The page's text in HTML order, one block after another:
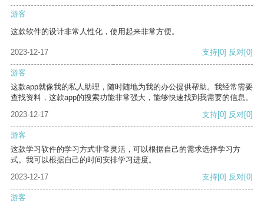
游客
这款软件的设计非常人性化，使用起来非常方便。
2023-12-17 支持[0] 反对[0]
游客
这款app就像我的私人助理，随时随地为我的办公提供帮助。我经常需要
查找资料，这款app的搜索功能非常强大，能够快速找到我需要的信息。
2023-12-17
支持[0] 反对[0]
游客
这款学习软件的学习方式非常灵活，可以根据自己的需求选择学习方
式。我可以根据自己的时间安排学习进度。
2023-12-17
支持[0] 反对[0]
游客